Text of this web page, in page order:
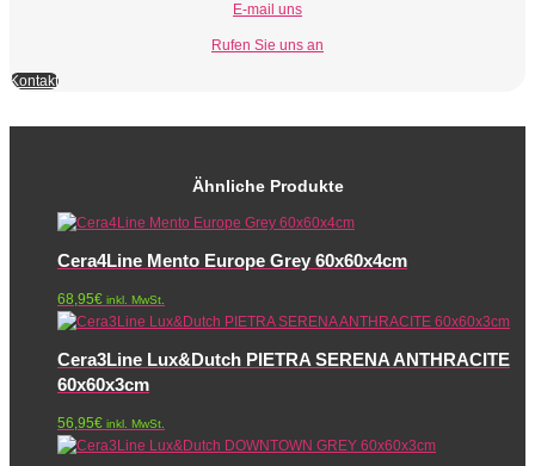
E-mail uns
Rufen Sie uns an
Kontakt
Ähnliche Produkte
Cera4Line Mento Europe Grey 60x60x4cm
68,95€ inkl. MwSt.
Cera3Line Lux&Dutch PIETRA SERENA ANTHRACITE
60x60x3cm
56,95€ inkl. MwSt.